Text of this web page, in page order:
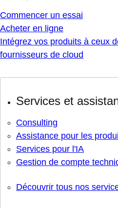
Commencer un essai
Acheter en ligne
Intégrez vos produits à ceux
fournisseurs de cloud
Services et
Consulting
Assistance pour les
Services pour l'IA
Gestion de compte
Découvrir tous nos